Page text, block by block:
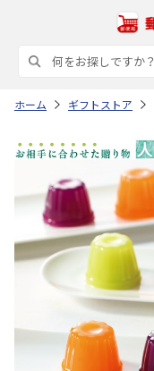
ホーム ギフトストア